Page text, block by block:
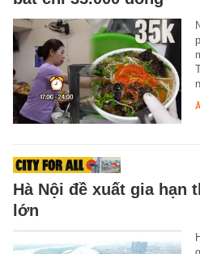
Hà Nội đề xuất gia hạn
lớn